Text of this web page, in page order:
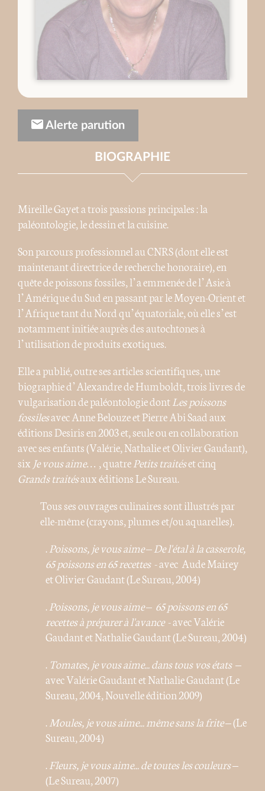
Alerte parution
BIOGRAPHIE
Mireille Gayet a trois passions principales : la
paléontologie, le dessin et la cuisine.
Son parcours professionnel au CNRS (dont elle est
maintenant directrice de recherche honoraire), en
quête de poissons fossiles, l’a emmenée de l’Asie à
l’Amérique du Sud en passant par le Moyen-Orient et
l’Afrique tant du Nord qu’équatoriale, où elle s’est
notamment initiée auprès des autochtones à
l’utilisation de produits exotiques.
Elle a publié, outre ses articles scientifiques, une
biographie d’Alexandre de Humboldt, trois livres de
vulgarisation de paléontologie dontLes poissons
fossilesavec Anne Belouze et Pierre Abi Saad aux
éditions Desiris en 2003 et, seule ou en collaboration
avec ses enfants (Valérie, Nathalie et Olivier Gaudant),
six Je vous aime… , quatrePetits traitéset cinq
Grands traitésaux éditions Le Sureau.
Tous ses ouvrages culinaires sont illustrés par
elle-même (crayons, plumes et/ou aquarelles).
.Poissons, je vous aime – De l'étal à la casserole,
65 poissons en 65 recettes- avec Aude Mairey
et Olivier Gaudant (Le Sureau, 2004)
.Poissons, je vous aime – 65 poissons en 65
recettes à préparer à l'avance- avec Valérie
Gaudant et Nathalie Gaudant (Le Sureau, 2004)
. Tomates, je vous aime... dans tous vos états–
avec Valérie Gaudant et Nathalie Gaudant (Le
Sureau, 2004, Nouvelle édition 2009)
.Moules, je vous aime... même sans la frite– (Le
Sureau, 2004)
.Fleurs, je vous aime... de toutes les couleurs–
(Le Sureau, 2007)